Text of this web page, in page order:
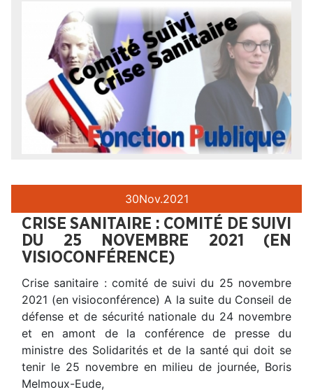
30Nov.2021
CRISE SANITAIRE : COMITÉ DE SUIVI
DU 25 NOVEMBRE 2021 (EN
VISIOCONFÉRENCE)
Crise sanitaire : comité de suivi du 25 novembre
2021 (en visioconférence) A la suite du Conseil de
défense et de sécurité nationale du 24 novembre
et en amont de la conférence de presse du
ministre des Solidarités et de la santé qui doit se
tenir le 25 novembre en milieu de journée, Boris
Melmoux-Eude,